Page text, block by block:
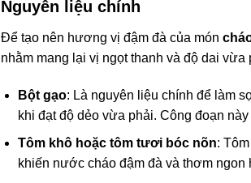
Nguyên liệu chính
Để tạo nên hương vị đậm đà của món
nhằm mang lại vị ngọt thanh và độ dai
Bột gạo: Là nguyên liệu chính để làm
khi đạt độ dẻo vừa phải. Công đoạn
Tôm khô hoặc tôm tươi bóc nõn:
khiến nước cháo đậm đà và thơm ngon